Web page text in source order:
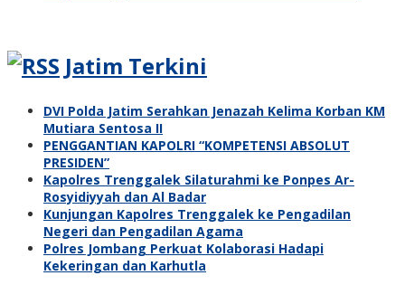
Jatim Terkini
DVI Polda Jatim Serahkan Jenazah Kelima Korban KM
Mutiara Sentosa II
PENGGANTIAN KAPOLRI “KOMPETENSI ABSOLUT
PRESIDEN”
Kapolres Trenggalek Silaturahmi ke Ponpes Ar-
Rosyidiyyah dan Al Badar
Kunjungan Kapolres Trenggalek ke Pengadilan
Negeri dan Pengadilan Agama
Polres Jombang Perkuat Kolaborasi Hadapi
Kekeringan dan Karhutla